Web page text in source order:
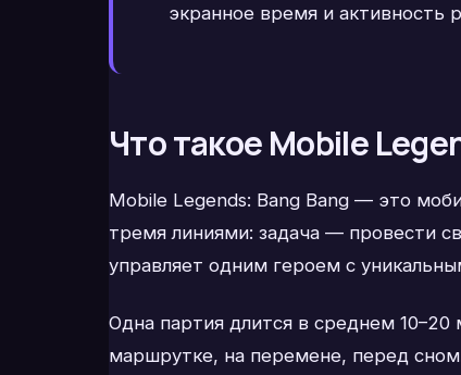
экранное время и активность
Что такое Mobile
Mobile Legends: Bang Bang — это
тремя линиями: задача — провести
управляет одним героем с
Одна партия длится в среднем
маршрутке, на перемене, перед